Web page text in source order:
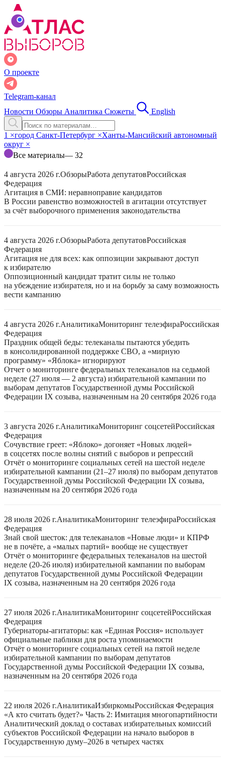
О проекте
Telegram-канал
Новости Обзоры Аналитика Сюжеты English
1 ×город Санкт-Петербург ×Ханты-Мансийский автономный
округ ×
Все материалы— 32
4 августа 2026 г.ОбзорыРабота депутатовРоссийская
Федерация
Агитация в СМИ: неравноправие кандидатов
В России равенство возможностей в агитации отсутствует
за счёт выборочного применения законодательства
4 августа 2026 г.ОбзорыРабота депутатовРоссийская
Федерация
Агитация не для всех: как оппозиции закрывают доступ
к избирателю
Оппозиционный кандидат тратит силы не только
на убеждение избирателя, но и на борьбу за саму возможность
вести кампанию
4 августа 2026 г.АналитикаМониторинг телеэфираРоссийская
Федерация
Праздник общей беды: телеканалы пытаются убедить
в консолидированной поддержке СВО, а «мирную
программу» «Яблока» игнорируют
Отчет о мониторинге федеральных телеканалов на седьмой
неделе (27 июля — 2 августа) избирательной кампании по
выборам депутатов Государственной думы Российской
Федерации IX созыва, назначенным на 20 сентября 2026 года
3 августа 2026 г.АналитикаМониторинг соцсетейРоссийская
Федерация
Сочувствие греет: «Яблоко» догоняет «Новых людей»
в соцсетях после волны снятий с выборов и репрессий
Отчёт о мониторинге социальных сетей на шестой неделе
избирательной кампании (21–27 июля) по выборам депутатов
Государственной думы Российской Федерации IX созыва,
назначенным на 20 сентября 2026 года
28 июля 2026 г.АналитикаМониторинг телеэфираРоссийская
Федерация
Знай свой шесток: для телеканалов «Новые люди» и КПРФ
не в почёте, а «малых партий» вообще не существует
Отчёт о мониторинге федеральных телеканалов на шестой
неделе (20-26 июля) избирательной кампании по выборам
депутатов Государственной думы Российской Федерации
IX созыва, назначенным на 20 сентября 2026 года
27 июля 2026 г.АналитикаМониторинг соцсетейРоссийская
Федерация
Губернаторы-агитаторы: как «Единая Россия» использует
официальные паблики для роста упоминаемости
Отчёт о мониторинге социальных сетей на пятой неделе
избирательной кампании по выборам депутатов
Государственной думы Российской Федерации IX созыва,
назначенным на 20 сентября 2026 года
22 июля 2026 г.АналитикаИзбиркомыРоссийская Федерация
«А кто считать будет?» Часть 2: Имитация многопартийности
Аналитический доклад о составах избирательных комиссий
субъектов Российской Федерации на начало выборов в
Государственную думу–2026 в четырех частях